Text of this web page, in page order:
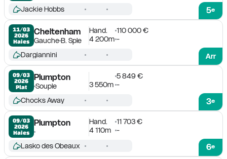
5e
Jackie Hobbs
11/03
2026
Haies
Cheltenham
GaucheB. Sple
Hand.
110 000 €
4 200m -
Arr
Dargiannini
09/03
2026
Plat
Plumpton
Souple
5 849 €
3 550m -
3e
Chocks Away
09/03
2026
Haies
Plumpton Hand.
11 703 €
4 110m
-
6e
Lasko des Obeaux